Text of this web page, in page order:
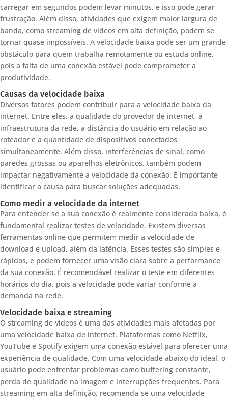
carregar em segundos podem levar minutos, e isso pode gerar
frustração. Além disso, atividades que exigem maior largura de
banda, como streaming de vídeos em alta definição, podem se
tornar quase impossíveis. A velocidade baixa pode ser um grande
obstáculo para quem trabalha remotamente ou estuda online,
pois a falta de uma conexão estável pode comprometer a
produtividade.
Causas da velocidade baixa
Diversos fatores podem contribuir para a velocidade baixa da
internet. Entre eles, a qualidade do provedor de internet, a
infraestrutura da rede, a distância do usuário em relação ao
roteador e a quantidade de dispositivos conectados
simultaneamente. Além disso, interferências de sinal, como
paredes grossas ou aparelhos eletrônicos, também podem
impactar negativamente a velocidade da conexão. É importante
identificar a causa para buscar soluções adequadas.
Como medir a velocidade da internet
Para entender se a sua conexão é realmente considerada baixa, é
fundamental realizar testes de velocidade. Existem diversas
ferramentas online que permitem medir a velocidade de
download e upload, além da latência. Esses testes são simples e
rápidos, e podem fornecer uma visão clara sobre a performance
da sua conexão. É recomendável realizar o teste em diferentes
horários do dia, pois a velocidade pode variar conforme a
demanda na rede.
Velocidade baixa e streaming
O streaming de vídeos é uma das atividades mais afetadas por
uma velocidade baixa de internet. Plataformas como Netflix,
YouTube e Spotify exigem uma conexão estável para oferecer uma
experiência de qualidade. Com uma velocidade abaixo do ideal, o
usuário pode enfrentar problemas como buffering constante,
perda de qualidade na imagem e interrupções frequentes. Para
streaming em alta definição, recomenda-se uma velocidade